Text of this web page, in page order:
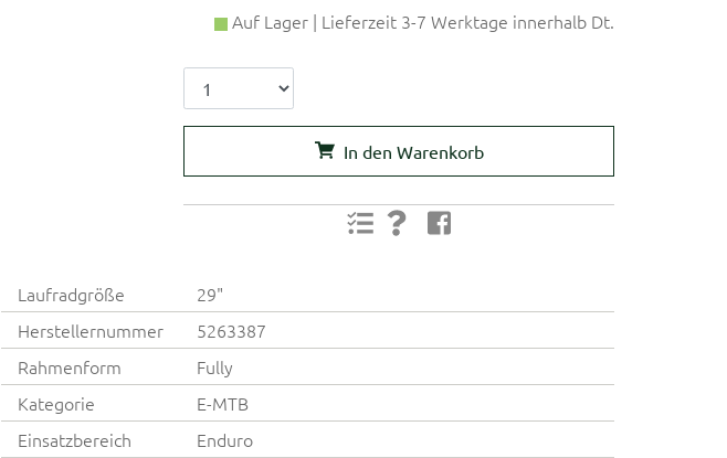
Auf Lager | Lieferzeit 3-7 Werktage innerhalb Dt.
In den Warenkorb
Laufradgröße
29"
Herstellernummer
5263387
Rahmenform
Fully
Kategorie
E-MTB
Einsatzbereich
Enduro